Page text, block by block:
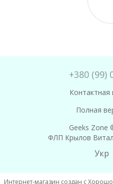
+380 (99)
Полная
Geeks
ФЛП Крылов
Укр
Интернет-магазин создан с